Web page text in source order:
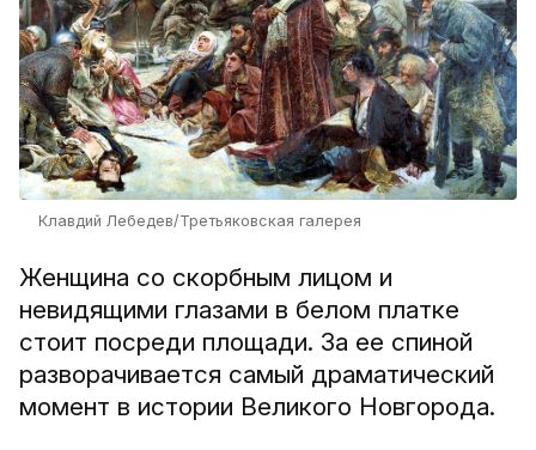
Клавдий Лебедев/Третьяковская галерея
Женщина со скорбным лицом и
невидящими глазами в белом платке
стоит посреди площади. За ее спиной
разворачивается самый драматический
момент в истории Великого Новгорода.